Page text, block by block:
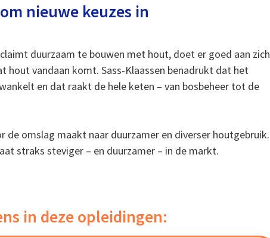
nieuwe keuzes in
duurzaam te bouwen met hout, doet er goed aan zich
hout vandaan komt. Sass-Klaassen benadrukt dat het
en dat raakt de hele keten – van bosbeheer tot de
de omslag maakt naar duurzamer en diverser houtgebruik.
straks steviger – en duurzamer – in de markt.
in deze opleidingen: